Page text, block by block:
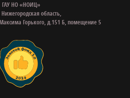
ГАУ НО «НОИЦ»
область,
Горького, д.151 Б, помещение 5